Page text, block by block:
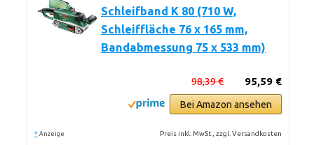
Schleifband K 80 (710 W,
Schleiffläche 76 x 165 mm,
Bandabmessung 75 x 533 mm)
95,59 €
98,39 €
Bei Amazon ansehen
* Anzeige Preis inkl. MwSt., zzgl. Versandkosten